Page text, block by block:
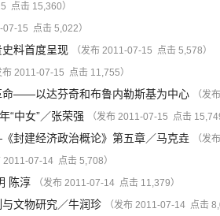
点击 15,360）
07-15 点击 5,022）
料首度呈现 （发布 2011-07-15 点击 5,578）
布 2011-07-15 点击 11,755）
命——以达芬奇和布鲁内勒斯基为中心 （发
“中女”／张荣强 （发布 2011-07-15 点击
封建经济政治概论》第五章／马克垚 （发
2011-07-14 点击 5,708）
陈淳 （发布 2011-07-14 点击 11,379）
文物研究／牛润珍 （发布 2011-07-14 点击